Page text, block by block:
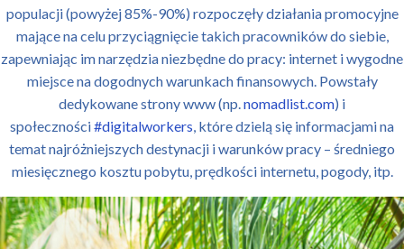
populacji (powyżej 85%-90%) rozpoczęły działania promocyjne
mające na celu przyciągnięcie takich pracowników do siebie,
zapewniając im narzędzia niezbędne do pracy: internet i wygodne
miejsce na dogodnych warunkach finansowych. Powstały
dedykowane strony www (np.nomadlist.com) i
społeczności#digitalworkers, które dzielą się informacjami na
temat najróżniejszych destynacji i warunków pracy – średniego
miesięcznego kosztu pobytu, prędkości internetu, pogody, itp.